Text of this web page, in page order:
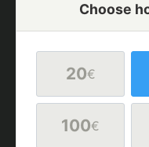
Choose
20€
100€